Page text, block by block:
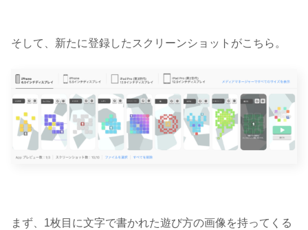
そして、新たに登録したスクリーンショットがこちら。
まず、1枚目に文字で書かれた遊び方の画像を持ってくる